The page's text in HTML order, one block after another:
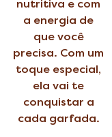
nutritiva e com
a energia de
que você
precisa. Com um
toque especial,
ela vai te
conquistar a
cada garfada.